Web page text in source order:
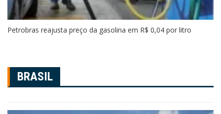
Petrobras reajusta preço da gasolina em R$ 0,04 por litro
BRASIL